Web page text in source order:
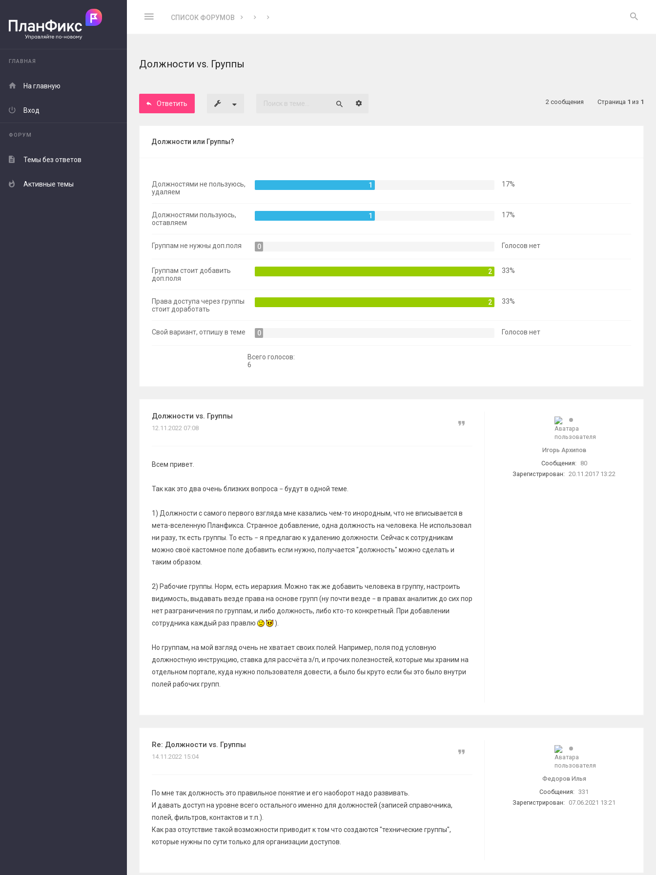
СПИСОК ФОРУМОВ
ГЛАВНАЯ
На главную
Вход
ФОРУМ
Темы без ответов
Активные темы
Должности vs. Группы
Ответить
Расширенный поиск 2 сообщения Страница 1 из 1
Должности или Группы?
Должностями не пользуюсь,
удаляем
1 17%
Должностями пользуюсь,
оставляем
1 17%
Группам не нужны доп.поля 0 Голосов нет
Группам стоит добавить
доп.поля
2 33%
Права доступа через группы
стоит доработать
2 33%
Свой вариант, отпишу в теме 0 Голосов нет
Всего голосов:
6
Игорь Архипов
Сообщения:
80
Зарегистрирован: 20.11.2017 13:22
Должности vs. Группы
Цитата
12.11.2022 07:08
Всем привет.
Так как это два очень близких вопроса − будут в одной теме.
1) Должности с самого первого взгляда мне казались чем-то инородным, что не вписывается в
мета-вселенную Планфикса. Странное добавление, одна должность на человека. Не использовал
ни разу, тк есть группы. То есть − я предлагаю к удалению должности. Сейчас к сотрудникам
можно своё кастомное поле добавить если нужно, получается "должность" можно сделать и
таким образом.
2) Рабочие группы. Норм, есть иерархия. Можно так же добавить человека в группу, настроить
видимость, выдавать везде права на основе групп (ну почти везде − в правах аналитик до сих пор
нет разграничения по группам, и либо должность, либо кто-то конкретный. При добавлении
сотрудника каждый раз правлю
).
Но группам, на мой взгляд очень не хватает своих полей. Например, поля под условную
должностную инструкцию, ставка для рассчёта з/п, и прочих полезностей, которые мы храним на
отдельном портале, куда нужно пользователя довести, а было бы круто если бы это было внутри
полей рабочих групп.
Федоров Илья
Сообщения: 331
Зарегистрирован:
07.06.2021 13:21
Re: Должности vs. Группы
Цитата
14.11.2022 15:04
По мне так должность это правильное понятие и его наоборот надо развивать.
И давать доступ на уровне всего остального именно для должностей (записей справочника,
полей, фильтров, контактов и т.п.).
Как раз отсутствие такой возможности приводит к том что создаются "технические группы",
которые нужны по сути только для организации доступов.